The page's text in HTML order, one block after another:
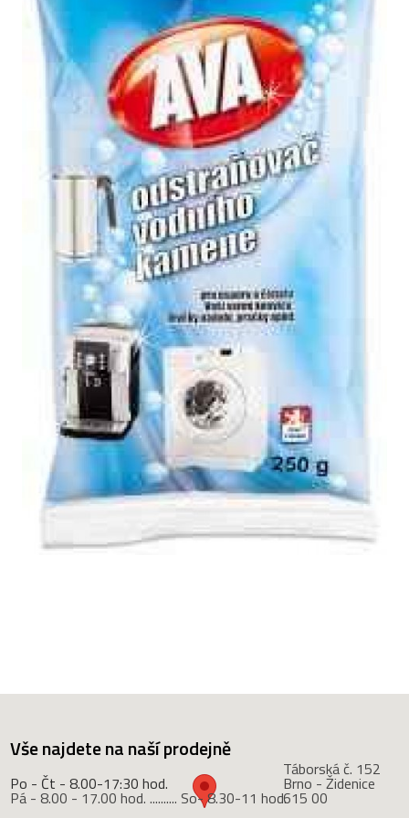
Vše najdete na naší prodejně
Po - Čt - 8.00-17:30 hod.
Pá - 8.00 - 17.00 hod. .......... So- 8.30-11 hod.
Táborská č. 152
Brno - Židenice
615 00